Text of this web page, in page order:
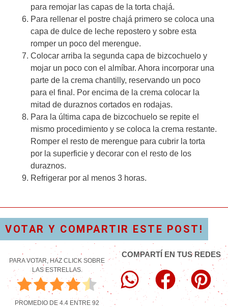
para remojar las capas de la torta chajá.
Para rellenar el postre chajá primero se coloca una
capa de dulce de leche repostero y sobre esta
romper un poco del merengue.
Colocar arriba la segunda capa de bizcochuelo y
mojar un poco con el almíbar. Ahora incorporar una
parte de la crema chantilly, reservando un poco
para el final. Por encima de la crema colocar la
mitad de duraznos cortados en rodajas.
Para la última capa de bizcochuelo se repite el
mismo procedimiento y se coloca la crema restante.
Romper el resto de merengue para cubrir la torta
por la superficie y decorar con el resto de los
duraznos.
Refrigerar por al menos 3 horas.
VOTAR Y COMPARTIR ESTE POST!
PARA VOTAR, HAZ CLICK SOBRE
LAS ESTRELLAS.
PROMEDIO DE 4.4 ENTRE 92
COMPARTÍ EN TUS REDES